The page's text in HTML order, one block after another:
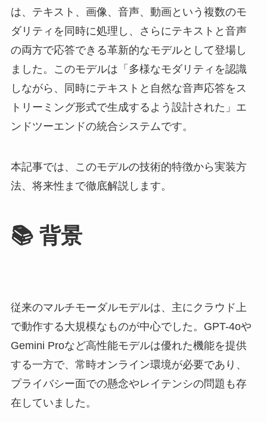
は、テキスト、画像、音声、動画という複数のモ
ダリティを同時に処理し、さらにテキストと音声
の両方で応答できる革新的なモデルとして登場し
ました。このモデルは「多様なモダリティを認識
しながら、同時にテキストと自然な音声応答をス
トリーミング形式で生成するよう設計された」エ
ンドツーエンドの統合システムです。
本記事では、このモデルの技術的特徴から実装方
法、将来性まで徹底解説します。
📚 背景
従来のマルチモーダルモデルは、主にクラウド上
で動作する大規模なものが中心でした。GPT-4oや
Gemini Proなど高性能モデルは優れた機能を提供
する一方で、常時オンライン環境が必要であり、
プライバシー面での懸念やレイテンシの問題も存
在していました。